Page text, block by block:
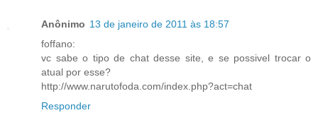
Anônimo 13 de janeiro de 2011 às 18:57
foffano:
vc sabe o tipo de chat desse site, e se possivel trocar o
atual por esse?
http://www.narutofoda.com/index.php?act=chat
Responder